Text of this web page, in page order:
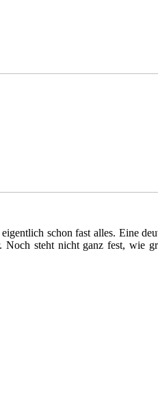
schon fast alles. Eine
steht nicht ganz fest, wie